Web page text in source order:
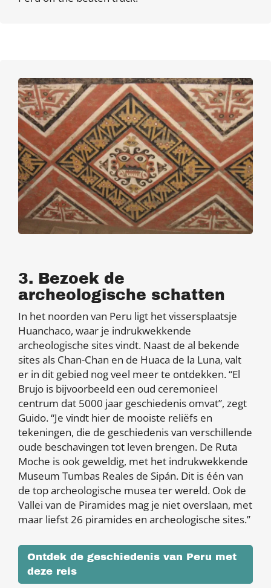
3. Bezoek de
archeologische schatten
In het noorden van Peru ligt het vissersplaatsje
Huanchaco, waar je indrukwekkende
archeologische sites vindt. Naast de al bekende
sites als Chan-Chan en de Huaca de la Luna, valt
er in dit gebied nog veel meer te ontdekken. “El
Brujo is bijvoorbeeld een oud ceremonieel
centrum dat 5000 jaar geschiedenis omvat”, zegt
Guido. “Je vindt hier de mooiste reliëfs en
tekeningen, die de geschiedenis van verschillende
oude beschavingen tot leven brengen. De Ruta
Moche is ook geweldig, met het indrukwekkende
Museum Tumbas Reales de Sipán. Dit is één van
de top archeologische musea ter wereld. Ook de
Vallei van de Piramides mag je niet overslaan, met
maar liefst 26 piramides en archeologische sites.”
Ontdek de geschiedenis van Peru met
deze reis